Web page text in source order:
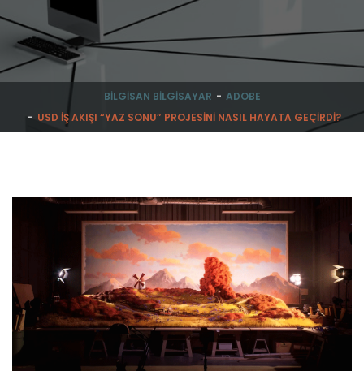
BILGISAN BILGISAYAR
ADOBE
USD IŞ AKIŞI “YAZ SONU” PROJESINI NASIL HAYATA GEÇIRDI?